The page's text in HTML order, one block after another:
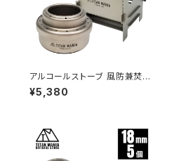
アルコールストーブ 風防兼焚き
火台 セット チタン製 超軽量 折
りたたみ式 焚き火台 コンパクト
ーブ コンロ ソロキャンプ アウト
ドア キャンプ用品
¥5,380